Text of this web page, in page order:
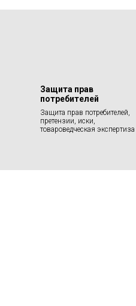
Защита прав
потребителей
Защита прав потребителей,
претензии, иски,
товароведческая экспертиза